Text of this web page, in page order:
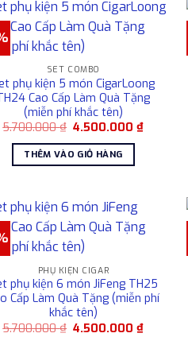
SET COMBO
phụ kiện 5 món CigarLoong
Cao Cấp Làm Quà Tặng
(miễn phí khắc tên)
5.700.000₫ Giá
là:
5.700.000 ₫.
4.500.000₫Giá
THÊM VÀO GIỎ HÀNG
PHỤ KIỆN CIGAR
phụ kiện 6 món JiFeng TH25
Cấp Làm Quà Tặng (miễn phí
khắc tên)
5.700.000₫ Giá
4.500.000₫Giá